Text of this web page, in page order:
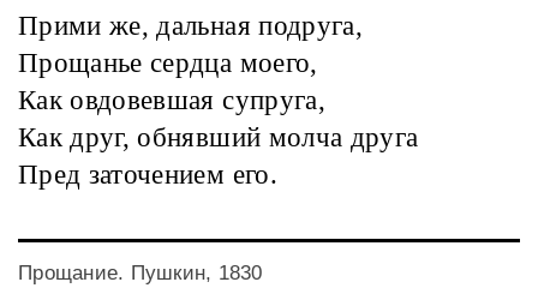
Прими же, дальная подруга,
Прощанье сердца моего,
Как овдовевшая супруга,
Как друг, обнявший молча друга
Пред заточением его.
Прощание. Пушкин, 1830